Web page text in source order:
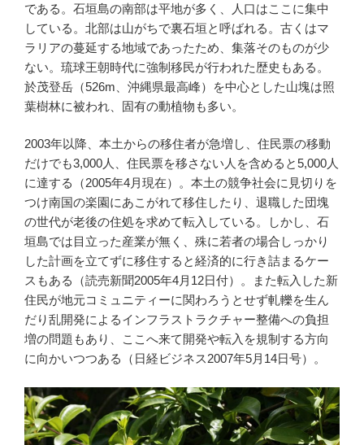
である。石垣島の南部は平地が多く、人口はここに集中
している。北部は山がちで裏石垣と呼ばれる。古くはマ
ラリアの蔓延する地域であったため、集落そのものが少
ない。琉球王朝時代に強制移民が行われた歴史もある。
於茂登岳（526m、沖縄県最高峰）を中心とした山塊は照
葉樹林に被われ、固有の動植物も多い。
2003年以降、本土からの移住者が急増し、住民票の移動
だけでも3,000人、住民票を移さない人を含めると5,000人
に達する（2005年4月現在）。本土の競争社会に見切りを
つけ南国の楽園にあこがれて移住したり、退職した団塊
の世代が老後の住処を求めて転入している。しかし、石
垣島では目立った産業が無く、殊に若者の場合しっかり
した計画を立てずに移住すると経済的に行き詰まるケー
スもある（読売新聞2005年4月12日付）。また転入した新
住民が地元コミュニティーに関わろうとせず軋轢を生ん
だり乱開発によるインフラストラクチャー整備への負担
増の問題もあり、ここへ来て開発や転入を規制する方向
に向かいつつある（日経ビジネス2007年5月14日号）。